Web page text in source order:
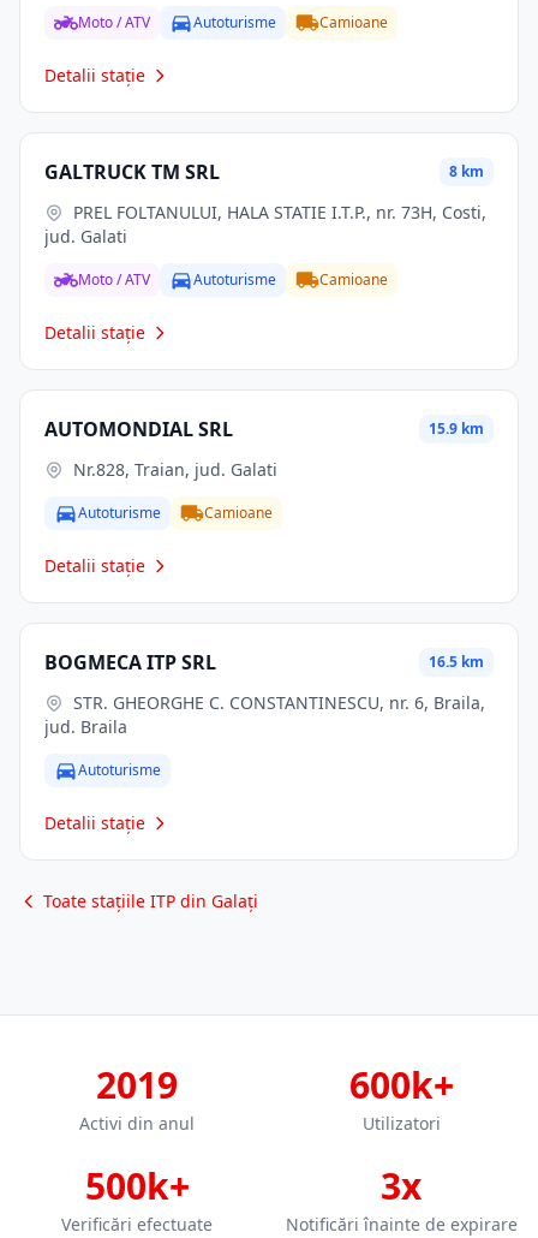
Moto / ATV Autoturisme Camioane
Detalii stație
GALTRUCK TM SRL 8 km
jud. Galati
Moto / ATV Autoturisme Camioane
Detalii stație
AUTOMONDIAL SRL 15.9 km
Nr.828, Traian, jud. Galati
Autoturisme Camioane
Detalii stație
BOGMECA ITP SRL 16.5 km
jud. Braila
Autoturisme
Detalii stație
Toate stațiile ITP din Galați
2019
Activi din anul
600k+
Utilizatori
500k+
Verificări efectuate
3x
Notificări înainte de expirare